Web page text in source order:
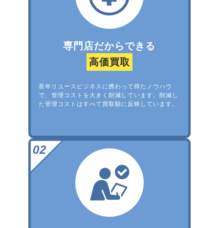
専門店だからできる
高価買取
長年リユースビジネスに携わって得たノウハウ
で、管理コストを大きく削減しています。削減し
た管理コストはすべて買取額に反映しています。